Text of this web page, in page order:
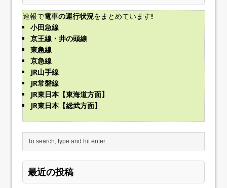
速報で電車の運行状況をまとめています!!
小田急線
京王線・井の頭線
東急線
京急線
JR山手線
JR常磐線
JR東日本【東海道方面】
JR東日本【総武方面】
最近の投稿